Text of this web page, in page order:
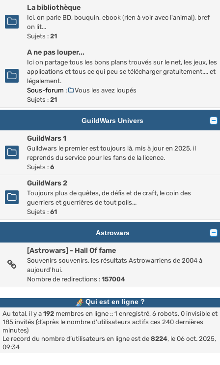
La bibliothèque
Ici, on parle BD, bouquin, ebook (rien à voir avec l'animal), bref
on lit...
Sujets : 21
A ne pas louper...
Ici on partage tous les bons plans trouvés sur le net, les jeux, les
applications et tous ce qui peu se télécharger gratuitement.... et
légalement.
Sous-forum :
Vous les avez loupés
Sujets : 21
GuildWars Univers
GuildWars 1
Guildwars le premier est toujours là, mis à jour en 2025, il
reprends du service pour les fans de la licence.
Sujets : 6
GuildWars 2
Toujours plus de quêtes, de défis et de craft, le coin des
guerriers et guerrières de tout poils...
Sujets : 61
Astrowars
[Astrowars] - Hall Of fame
Souvenirs souvenirs, les résultats Astrowarriens de 2004 à
aujourd'hui.
Nombre de redirections : 157004
Qui est en ligne ?
Au total, il y a 192 membres en ligne :: 1 enregistré, 6 robots, 0 invisible et
185 invités (d’après le nombre d’utilisateurs actifs ces 240 dernières
minutes)
Le record du nombre d’utilisateurs en ligne est de 8224, le 06 oct. 2025,
09:34